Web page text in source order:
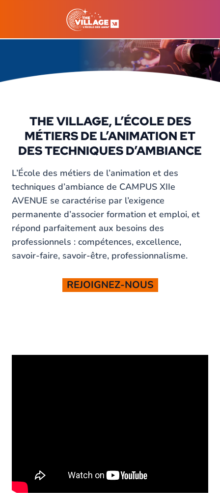
THE VILLAGE, L’ÉCOLE DES
MÉTIERS DE L’ANIMATION ET
DES TECHNIQUES D’AMBIANCE
L’École des métiers de l’animation et des
techniques d’ambiance de CAMPUS XIIe
AVENUE se caractérise par l’exigence
permanente d’associer formation et emploi, et
répond parfaitement aux besoins des
professionnels : compétences, excellence,
savoir-faire, savoir-être, professionnalisme.
REJOIGNEZ-NOUS